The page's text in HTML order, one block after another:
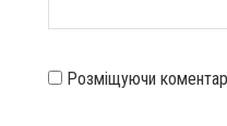
Розміщуючи